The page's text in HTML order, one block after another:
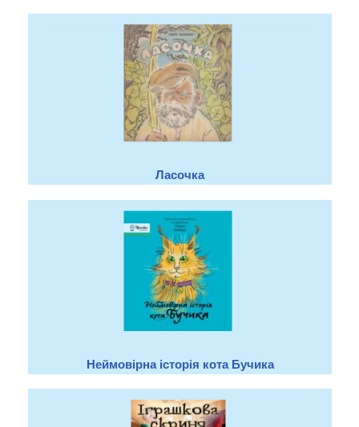
Ласочка
Неймовірна історія кота Бучика